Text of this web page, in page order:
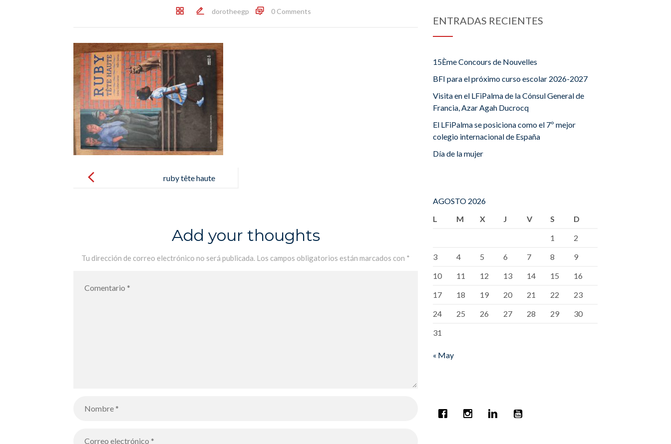
dorotheegp 0 Comments
navigation
ruby tête haute
Add your thoughts
Tu dirección de correo electrónico no será publicada. Los campos obligatorios están marcados con *
ENTRADAS RECIENTES
15Ème Concours de Nouvelles
BFI para el próximo curso escolar 2026-2027
Visita en el LFiPalma de la Cónsul General de
Francia, Azar Agah Ducrocq
El LFiPalma se posiciona como el 7º mejor
colegio internacional de España
Día de la mujer
AGOSTO 2026
L
M X J V S
D
1
2
3
4 5 6 7 8
9
10
11 12 13 14 15
16
17
18 19 20 21 22
23
24
25 26 27 28 29
30
31
« May